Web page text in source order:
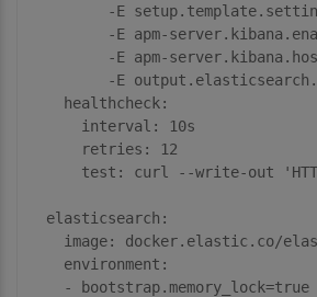
-E
-E apm-
-E apm-
healthcheck:
interval:
10s
retries:
12
test:
curl --write-out
elasticsearch:
image:
docker.elastic.co/
environment:
-
bootstrap.memory_lock=true